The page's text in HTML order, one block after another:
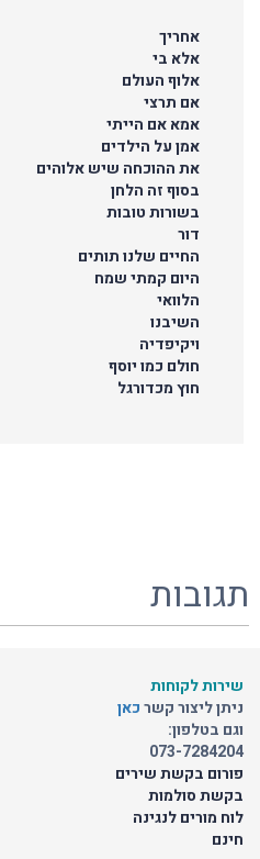
אחריך
אלא בי
אלוף העולם
אם תרצי
אמא אם הייתי
אמן על הילדים
את ההוכחה שיש אלוהים
בסוף זה הלחן
בשורות טובות
דור
החיים שלנו תותים
היום קמתי שמח
הלוואי
השיבנו
ויקיפדיה
חולם כמו יוסף
חוץ מכדורגל
תגובות
שירות לקוחות
ניתן ליצור קשרכאן
וגם בטלפון:
073-7284204
פורום בקשת שירים
בקשת סולמות
לוח מורים לנגינה
חינם